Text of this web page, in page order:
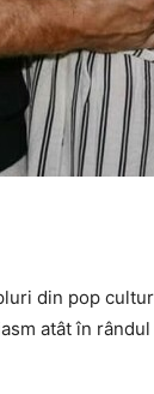
din pop
atât în